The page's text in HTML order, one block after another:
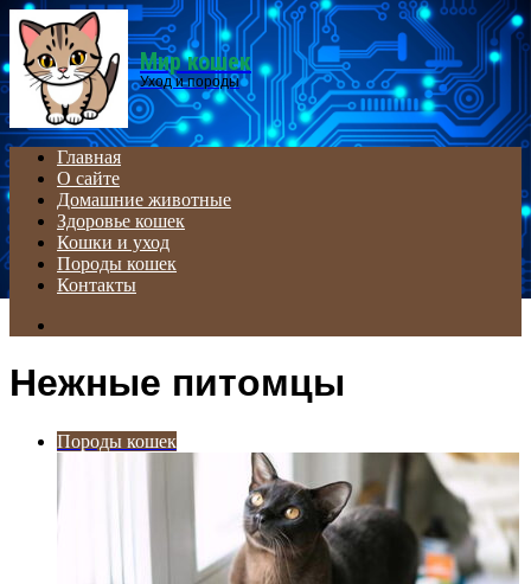
Menu
Мир кошек
Уход и породы
Главная
О сайте
Домашние животные
Здоровье кошек
Кошки и уход
Породы кошек
Контакты
Нежные питомцы
Породы кошек